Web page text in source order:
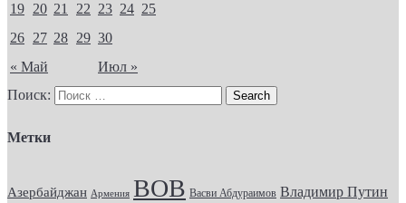
« Май Июл »
19 20 21 22 23 24 25
26 27 28 29 30
Поиск:
Метки
Азербайджан Армения ВОВ Васви Абдураимов Владимир Путин